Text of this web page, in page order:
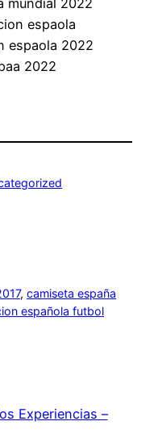
, camiseta españa
española futbol
Experiencias –